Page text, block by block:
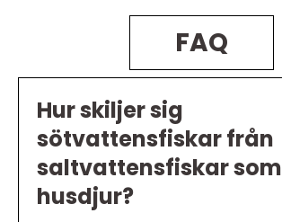
FAQ
Hur skiljer sig
sötvattensfiskar från
saltvattensfiskar som
husdjur?